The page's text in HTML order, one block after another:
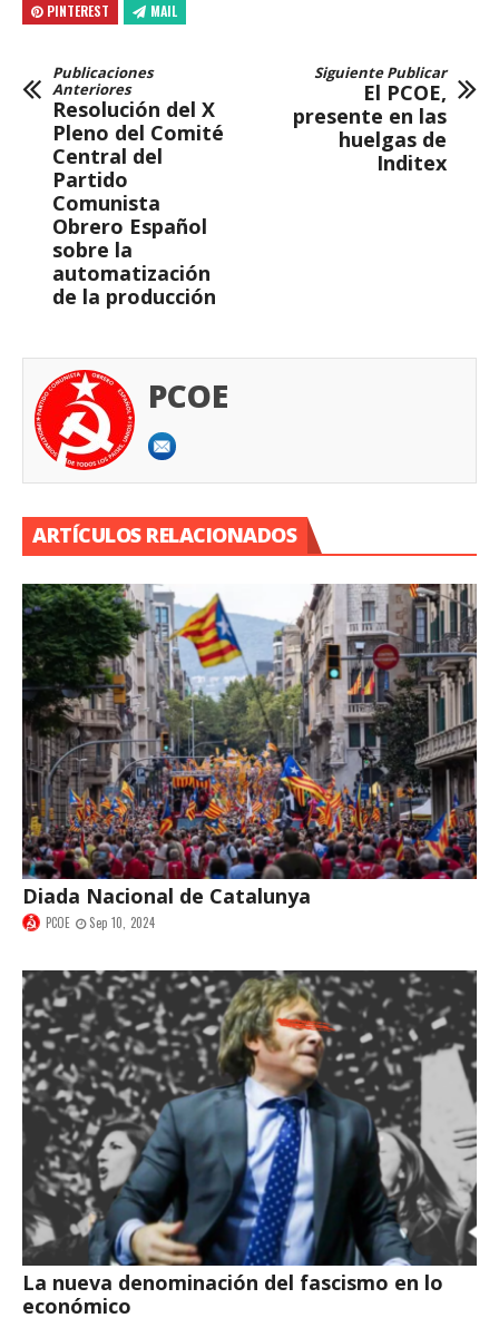
PINTEREST
MAIL
Publicaciones
Anteriores
Resolución del X
Pleno del Comité
Central del
Partido
Comunista
Obrero Español
sobre la
automatización
de la producción
Siguiente Publicar
El PCOE,
presente en las
huelgas de
Inditex
PCOE
ARTÍCULOS RELACIONADOS
Diada Nacional de Catalunya
PCOE Sep 10, 2024
La nueva denominación del fascismo en lo
económico